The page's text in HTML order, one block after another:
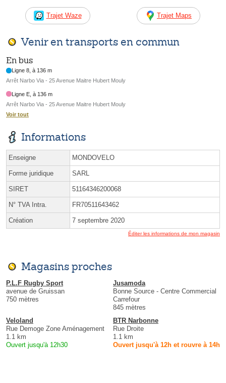
Trajet Waze Trajet Maps
Venir en transports en commun
En bus
Ligne 8, à 136 m
Arrêt Narbo Via - 25 Avenue Maitre Hubert Mouly
Ligne E, à 136 m
Arrêt Narbo Via - 25 Avenue Maitre Hubert Mouly
Voir tout
Informations
Enseigne MONDOVELO
Forme juridique SARL
SIRET 51164346200068
N° TVA Intra. FR70511643462
Création 7 septembre 2020
Éditer les informations de mon magasin
Magasins proches
P.L.F Rugby Sport
avenue de Gruissan
750 mètres
Jusamoda
Bonne Source - Centre Commercial
Carrefour
845 mètres
Veloland
Rue Demoge Zone Aménagement
1.1 km
Ouvert jusqu'à 12h30
BTR Narbonne
Rue Droite
1.1 km
Ouvert jusqu'à 12h et rouvre à 14h